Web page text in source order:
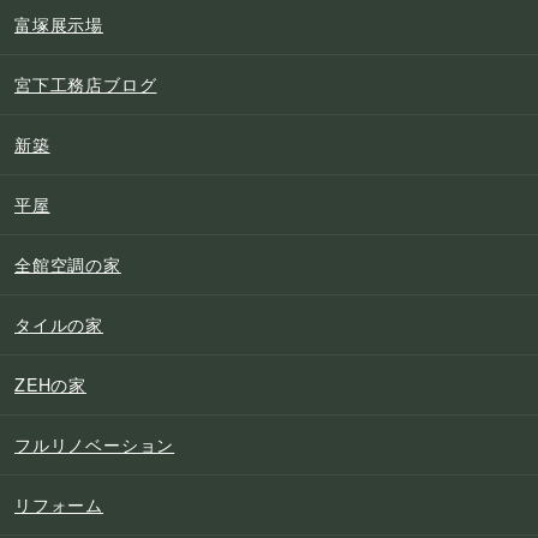
富塚展示場
宮下工務店ブログ
新築
平屋
全館空調の家
タイルの家
ZEHの家
フルリノベーション
リフォーム